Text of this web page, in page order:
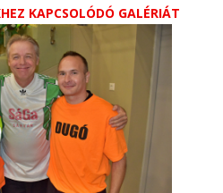
KAPCSOLÓDÓ GALÉRIÁT